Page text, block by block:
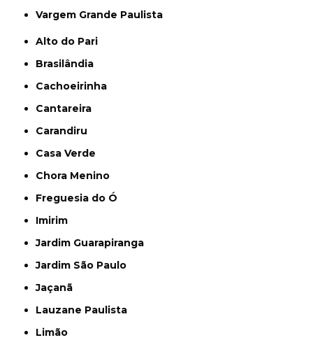
Vargem Grande Paulista
Alto do Pari
Brasilândia
Cachoeirinha
Cantareira
Carandiru
Casa Verde
Chora Menino
Freguesia do Ó
Imirim
Jardim Guarapiranga
Jardim São Paulo
Jaçanã
Lauzane Paulista
Limão